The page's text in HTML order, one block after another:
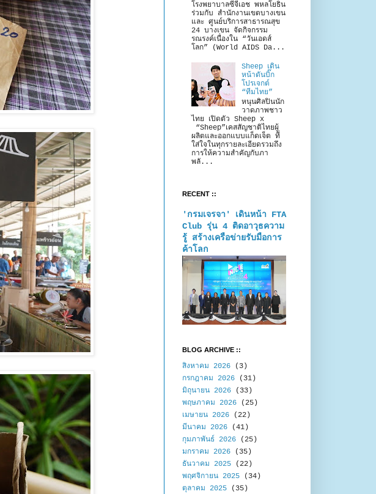
โรงพยาบาลซีจีเอช พหลโยธิน
ร่วมกับ สำนักงานเขตบางเขน
และ ศูนย์บริการสาธารณสุข
24 บางเขน จัดกิจกรรม
รณรงค์เนื่องใน “วันเอดส์
โลก” (World AIDS Da...
Sheep เดิน
หน้าดันบิ๊ก
โปรเจกต์
“ทีมไทย”
หนุนศิลปินนัก
วาดภาพชาว
ไทย เปิดตัว Sheep x
“Sheep”เคสสัญชาติไทยผู้
ผลิตและออกแบบแก็ดเจ็ต ที่
ใส่ใจในทุกรายละเอียดรวมถึง
การให้ความสำคัญกับภา
พลั...
RECENT ::
'กรมเจรจา' เดินหน้า FTA
Club รุ่น 4 ติดอาวุธความ
รู้ สร้างเครือข่ายรับมือการ
ค้าโลก
BLOG ARCHIVE ::
สิงหาคม 2026 (3)
กรกฎาคม 2026 (31)
มิถุนายน 2026 (33)
พฤษภาคม 2026 (25)
เมษายน 2026 (22)
มีนาคม 2026 (41)
กุมภาพันธ์ 2026 (25)
มกราคม 2026 (35)
ธันวาคม 2025 (22)
พฤศจิกายน 2025 (34)
ตุลาคม 2025 (35)